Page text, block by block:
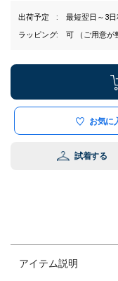
出荷予定
最短翌日～3
ラッピング
可 （ご用意が
お気に
試着する
アイテム説明